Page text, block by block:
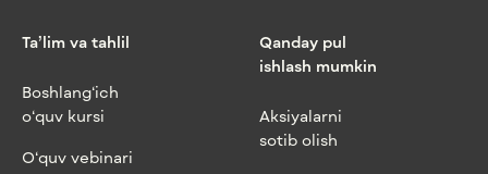
Ta’lim va tahlil
Boshlang‘ich
o‘quv kursi
O‘quv vebinari
Qanday pul
ishlash mumkin
Aksiyalarni
sotib olish